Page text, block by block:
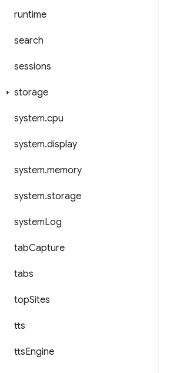
runtime
search
sessions
storage
system.cpu
system.display
system.memory
system.storage
systemLog
tabCapture
tabs
topSites
tts
ttsEngine